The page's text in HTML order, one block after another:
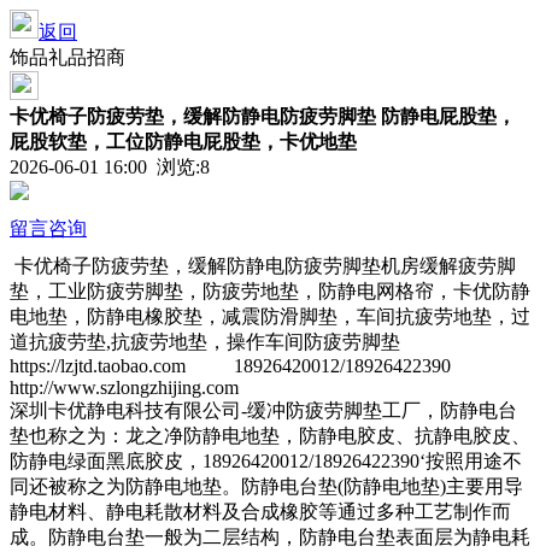
返回
饰品礼品招商
卡优椅子防疲劳垫，缓解防静电防疲劳脚垫 防静电屁股垫，
屁股软垫，工位防静电屁股垫，卡优地垫
2026-06-01 16:00 浏览:8
留言咨询
卡优椅子防疲劳垫，缓解防静电防疲劳脚垫机房缓解疲劳脚
垫，工业防疲劳脚垫，防疲劳地垫，防静电网格帘，卡优防静
电地垫，防静电橡胶垫，减震防滑脚垫，车间抗疲劳地垫，过
道抗疲劳垫,抗疲劳地垫，操作车间防疲劳脚垫
https://lzjtd.taobao.com 18926420012/18926422390
http://www.szlongzhijing.com
深圳卡优静电科技有限公司-缓冲防疲劳脚垫工厂，防静电台
垫也称之为：龙之净防静电地垫，防静电胶皮、抗静电胶皮、
防静电绿面黑底胶皮，18926420012/18926422390‘按照用途不
同还被称之为防静电地垫。防静电台垫(防静电地垫)主要用导
静电材料、静电耗散材料及合成橡胶等通过多种工艺制作而
成。防静电台垫一般为二层结构，防静电台垫表面层为静电耗